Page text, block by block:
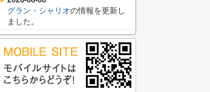
グラン・シャリオの情報を更新し
ました。